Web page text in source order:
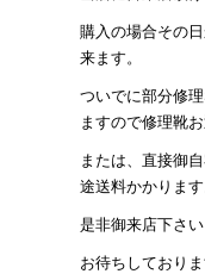
購入の場合その
来ます。
ついでに部分修
ますので修理靴
または、直接御
途送料かかりま
是非御来店下さい
お待ちしておりま